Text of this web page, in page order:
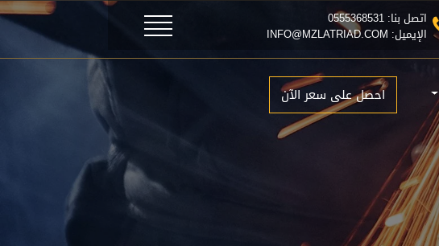
اتصل بنا: 0555368531
الإيميل: INFO@MZLATRIAD.COM
احصل على سعر الآن